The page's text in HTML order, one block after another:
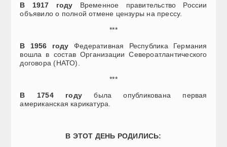
В 1917 году Временное правительство России
объявило о полной отмене цензуры на прессу.
***
В 1956 году Федеративная Республика Германия
вошла в состав Организации Североатлантического
договора (НАТО).
***
В 1754 годубыла опубликована первая
американская карикатура.
В ЭТОТ ДЕНЬ РОДИЛИСЬ: